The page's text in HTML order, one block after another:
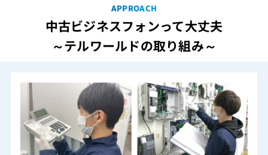
APPROACH
中古ビジネスフォンって大丈夫
～テルワールドの取り組み～